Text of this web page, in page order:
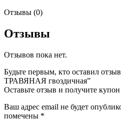
Отзывы (0)
Отзывы
Отзывов пока нет.
Будьте первым, кто оставил
ТРАВЯНАЯ гвоздичная”
Оставьте отзыв и получите
Ваш адрес email не будет
помечены *